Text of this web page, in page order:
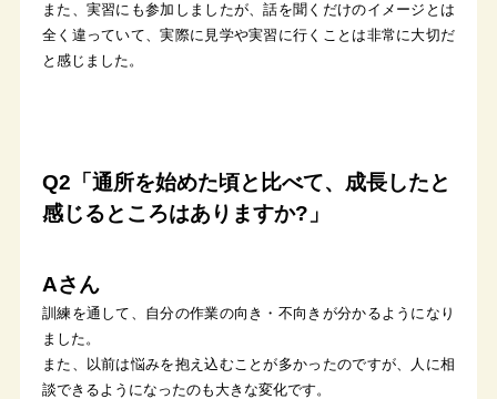
また、実習にも参加しましたが、話を聞くだけのイメージとは
全く違っていて、実際に見学や実習に行くことは非常に大切だ
と感じました。
Q2「通所を始めた頃と比べて、成長したと
感じるところはありますか?」
Aさん
訓練を通して、自分の作業の向き・不向きが分かるようになり
ました。
また、以前は悩みを抱え込むことが多かったのですが、人に相
談できるようになったのも大きな変化です。